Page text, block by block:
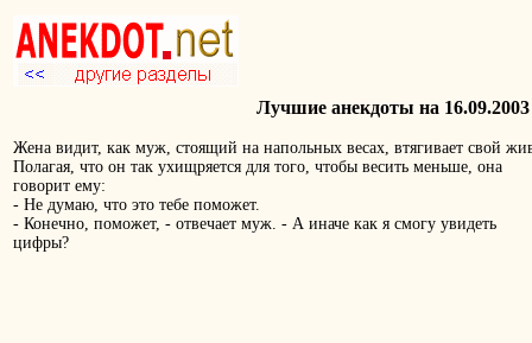
Лучшие анекдоты на 16.09.2003
Жена видит, как муж, стоящий на напольных весах, втягивает свой
Полагая, что он так ухищряется для того, чтобы весить меньше, она
говорит ему:
- Hе думаю, что это тебе поможет.
- Конечно, поможет, - отвечает муж. - А иначе как я смогу увидеть
цифры?